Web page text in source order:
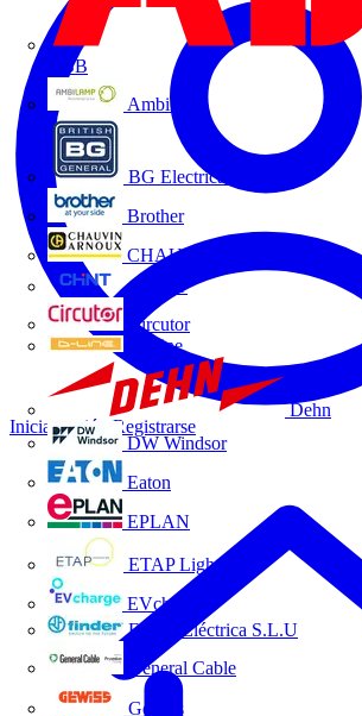
ABB
Ambilamp
BG Electrical
Brother
CHAUVIN ARNOUX
CHINT
Circutor
D-Line
Dehn
DW Windsor
Eaton
EPLAN
ETAP Lighting
EVcharge
Finder Eléctrica S.L.U
General Cable
Gewiss
Iniciar sesión Registrarse